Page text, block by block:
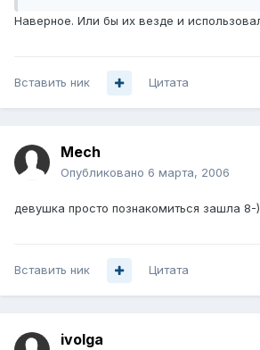
Наверное. Или бы их везде и
Вставить ник Цитата
Mech
Опубликовано 6 марта, 2006
девушка просто познакомиться зашла 8-)
Вставить ник Цитата
ivolga